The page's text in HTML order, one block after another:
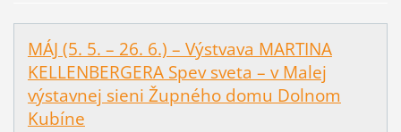
MÁJ (5. 5. – 26. 6.) – Výstvava MARTINA
KELLENBERGERA Spev sveta – v Malej
výstavnej sieni Župného domu Dolnom
Kubíne